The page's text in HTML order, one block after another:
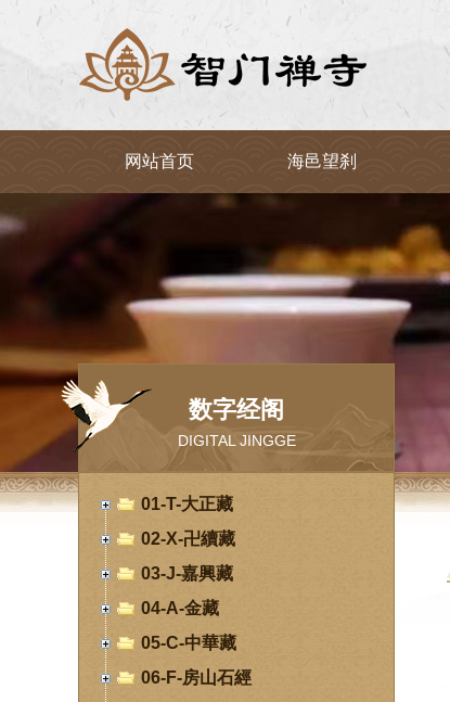
网站首页 海邑望刹
数字经阁
DIGITAL JINGGE
01-T-大正藏
02-X-卍續藏
03-J-嘉興藏
04-A-金藏
05-C-中華藏
06-F-房山石經